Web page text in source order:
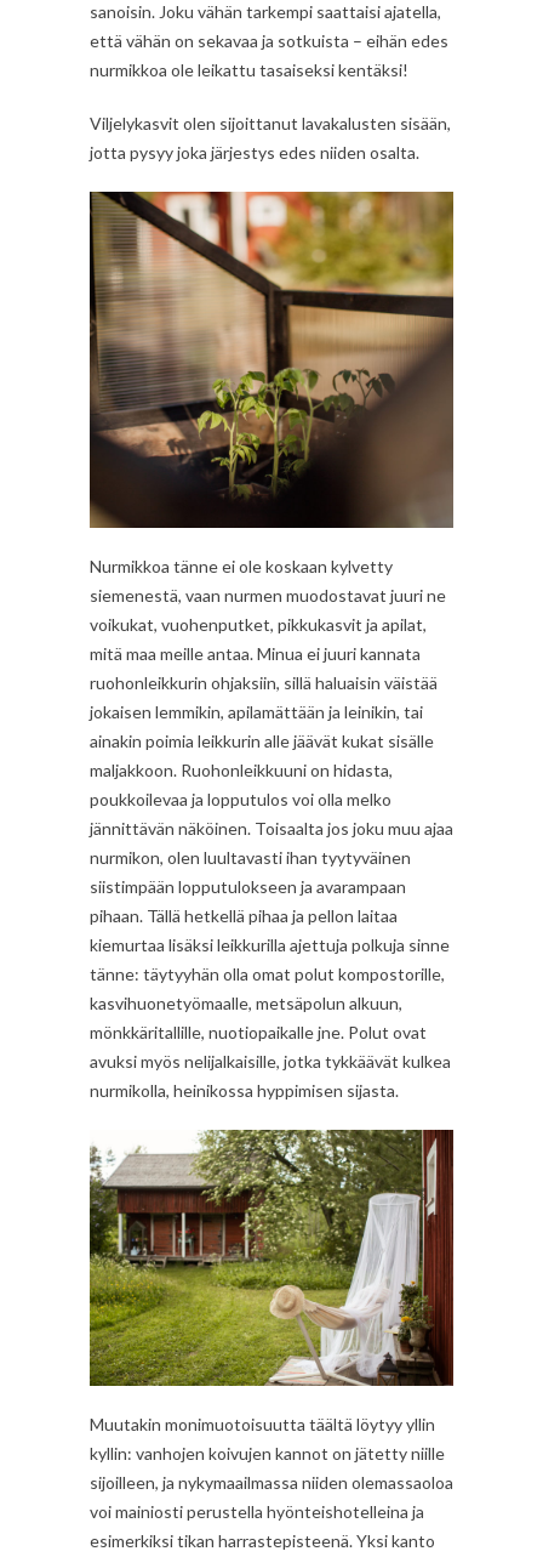
sanoisin. Joku vähän tarkempi saattaisi ajatella,
että vähän on sekavaa ja sotkuista – eihän edes
nurmikkoa ole leikattu tasaiseksi kentäksi!
Viljelykasvit olen sijoittanut lavakalusten sisään,
jotta pysyy joka järjestys edes niiden osalta.
Nurmikkoa tänne ei ole koskaan kylvetty
siemenestä, vaan nurmen muodostavat juuri ne
voikukat, vuohenputket, pikkukasvit ja apilat,
mitä maa meille antaa. Minua ei juuri kannata
ruohonleikkurin ohjaksiin, sillä haluaisin väistää
jokaisen lemmikin, apilamättään ja leinikin, tai
ainakin poimia leikkurin alle jäävät kukat sisälle
maljakkoon. Ruohonleikkuuni on hidasta,
poukkoilevaa ja lopputulos voi olla melko
jännittävän näköinen. Toisaalta jos joku muu ajaa
nurmikon, olen luultavasti ihan tyytyväinen
siistimpään lopputulokseen ja avarampaan
pihaan. Tällä hetkellä pihaa ja pellon laitaa
kiemurtaa lisäksi leikkurilla ajettuja polkuja sinne
tänne: täytyyhän olla omat polut kompostorille,
kasvihuonetyömaalle, metsäpolun alkuun,
mönkkäritallille, nuotiopaikalle jne. Polut ovat
avuksi myös nelijalkaisille, jotka tykkäävät kulkea
nurmikolla, heinikossa hyppimisen sijasta.
Muutakin monimuotoisuutta täältä löytyy yllin
kyllin: vanhojen koivujen kannot on jätetty niille
sijoilleen, ja nykymaailmassa niiden olemassaoloa
voi mainiosti perustella hyönteishotelleina ja
esimerkiksi tikan harrastepisteenä. Yksi kanto